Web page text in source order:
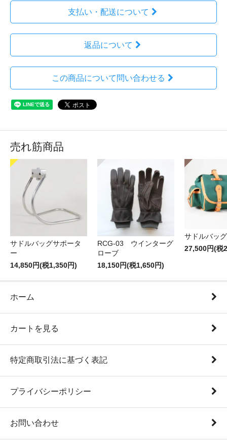
支払い・配送について
返品について
この商品について問い合わせる
売れ筋商品
サドルバッグサポータ
ー
14,850円(税1,350円)
RCG-03 ウインターグ
ローブ
18,150円(税1,650円)
サドルバッ
27,500円(税
ホーム
カートを見る
特定商取引法に基づく表記
プライバシーポリシー
お問い合わせ